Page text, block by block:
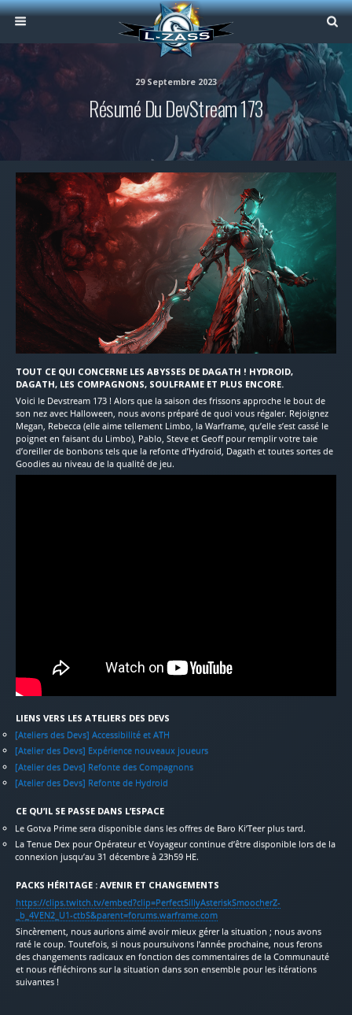
29 Septembre 2023
Résumé Du DevStream 173
TOUT CE QUI CONCERNE LES ABYSSES DE DAGATH ! HYDROID,
DAGATH, LES COMPAGNONS, SOULFRAME ET PLUS ENCORE.
Voici le Devstream 173 ! Alors que la saison des frissons approche le bout de
son nez avec Halloween, nous avons préparé de quoi vous régaler. Rejoignez
Megan, Rebecca (elle aime tellement Limbo, la Warframe, qu’elle s’est cassé le
poignet en faisant du Limbo), Pablo, Steve et Geoff pour remplir votre taie
d’oreiller de bonbons tels que la refonte d’Hydroid, Dagath et toutes sortes de
Goodies au niveau de la qualité de jeu.
LIENS VERS LES ATELIERS DES DEVS
[Ateliers des Devs] Accessibilité et ATH
[Atelier des Devs] Expérience nouveaux joueurs
[Atelier des Devs] Refonte des Compagnons
[Atelier des Devs] Refonte de Hydroid
CE QU’IL SE PASSE DANS L’ESPACE
Le Gotva Prime sera disponible dans les offres de Baro Ki’Teer plus tard.
La Tenue Dex pour Opérateur et Voyageur continue d’être disponible lors de la
connexion jusqu’au 31 décembre à 23h59 HE.
PACKS HÉRITAGE : AVENIR ET CHANGEMENTS
https://clips.twitch.tv/embed?clip=PerfectSillyAsteriskSmoocherZ-
_b_4VEN2_U1-ctbS&parent=forums.warframe.com
Sincèrement, nous aurions aimé avoir mieux gérer la situation ; nous avons
raté le coup. Toutefois, si nous poursuivons l’année prochaine, nous ferons
des changements radicaux en fonction des commentaires de la Communauté
et nous réfléchirons sur la situation dans son ensemble pour les itérations
suivantes !